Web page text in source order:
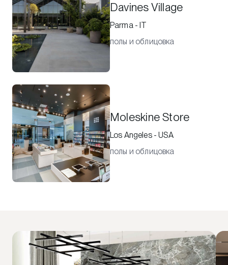
Davines Village
Parma - IT
полы и облицовка
Moleskine Store
Los Angeles - USA
полы и облицовка